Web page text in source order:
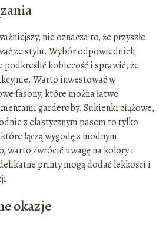
nie oznacza to, że przyszłe
ze stylu. Wybór odpowiednich
podkreślić kobiecość i sprawić, że
Warto inwestować w
fasony, które można łatwo
garderoby. Sukienki ciążowe,
z elastycznym pasem to tylko
łączą wygodę z modnym
warto zwrócić uwagę na kolory i
printy mogą dodać lekkości i
okazje